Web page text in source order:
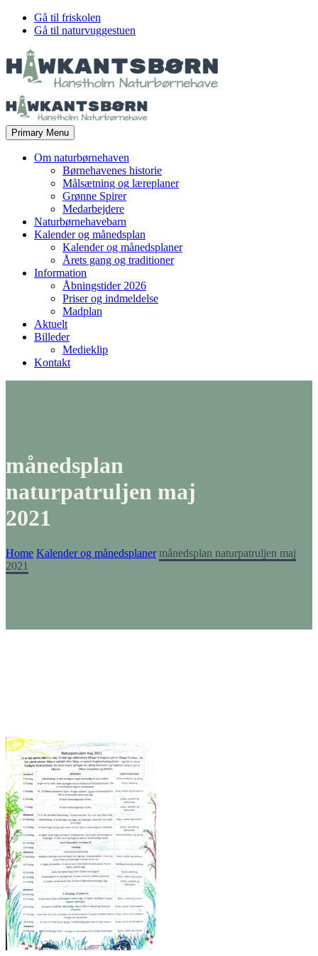
Gå til friskolen
Gå til naturvuggestuen
Primary Menu
Om naturbørnehaven
Børnehavenes historie
Målsætning og læreplaner
Grønne Spirer
Medarbejdere
Naturbørnehavebarn
Kalender og månedsplan
Kalender og månedsplaner
Årets gang og traditioner
Information
Åbningstider 2026
Priser og indmeldelse
Madplan
Aktuelt
Billeder
Medieklip
Kontakt
månedsplan
naturpatruljen maj
2021
Home Kalender og månedsplaner månedsplan naturpatruljen maj
2021